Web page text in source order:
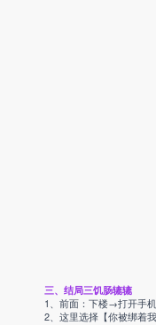
三、结局三饥肠辘辘
1、前面：下楼→打开手
2、这里选择【你被绑着